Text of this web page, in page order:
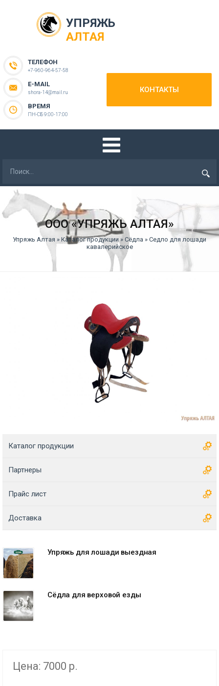
УПРЯЖЬ
АЛТАЯ
ТЕЛЕФОН
+7-960-964-57-58
E-MAIL
shora-14@mail.ru
ВРЕМЯ
ПН-СБ 9:00-17:00
КОНТАКТЫ
ООО «УПРЯЖЬ АЛТАЯ»
Упряжь Алтая » Каталог продукции » Сёдла » Седло для лошади
кавалерийское
Каталог продукции
Партнеры
Прайс лист
Доставка
Упряжь для лошади выездная
Сёдла для верховой езды
Цена: 7000 р.